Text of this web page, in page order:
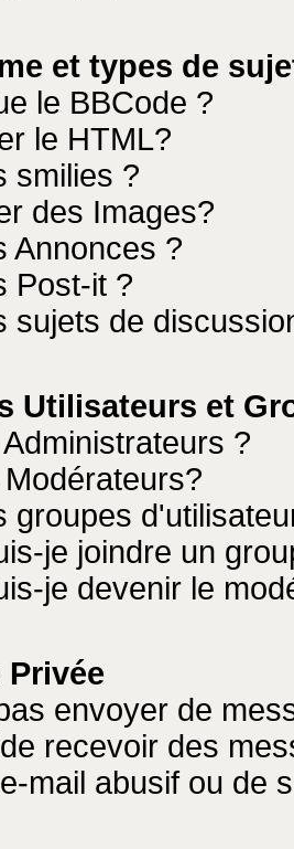
et types de
le BBCode ?
le HTML?
smilies ?
des Images?
Annonces ?
Post-it ?
sujets de
Utilisateurs et
?
groupes
je joindre un
je devenir le
Privée
envoyer de
recevoir des
mail abusif ou de